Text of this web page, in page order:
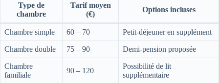
Type de
chambre
Tarif moyen
(€)
Options incluses
Chambre simple 60 – 70 Petit-déjeuner en supplément
Chambre double 75 – 90 Demi-pension proposée
Chambre
familiale
90 – 120
Possibilité de lit
supplémentaire